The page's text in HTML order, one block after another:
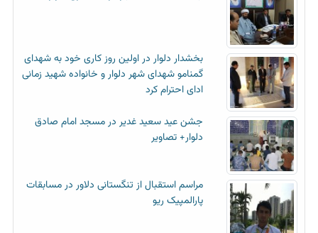
بخشدار دلوار در اولین روز کاری خود به شهدای
گمنامو شهدای شهر دلوار و خانواده شهید زمانی
ادای احترام کرد
جشن عید سعید غدیر در مسجد امام صادق
دلوار+ تصاویر
مراسم استقبال از تنگستانی دلاور در مسابقات
پارالمپیک ریو